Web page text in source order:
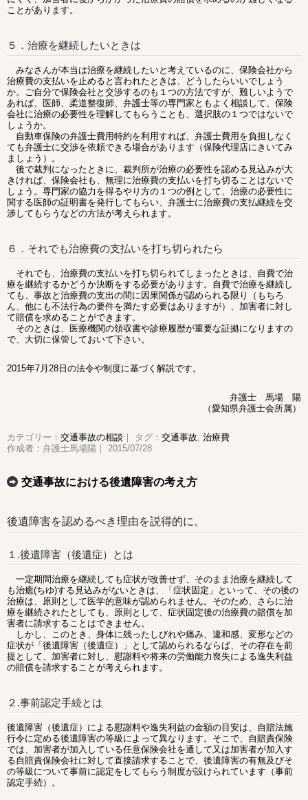
ことがあります。
５．治療を継続したいときは
みなさんが本当は治療を継続したいと考えているのに、保険会社から
治療費の支払いを止めると言われたときは、どうしたらいいでしょう
か。ご自分で保険会社と交渉するのも１つの方法ですが、難しいようで
あれば、医師、柔道整復師、弁護士等の専門家ともよく相談して、保険
会社に治療の必要性を理解してもらうことも、選択肢の１つではないで
しょうか。
自動車保険の弁護士費用特約を利用すれば、弁護士費用を負担しなく
ても弁護士に交渉を依頼できる場合があります（保険代理店にきいてみ
ましょう）。
後で裁判になったときに、裁判所が治療の必要性を認める見込みが大
きければ、保険会社も、無理に治療費の支払いを打ち切ることはないで
しょう。専門家の協力を得るやり方の１つの例として、治療の必要性に
関する医師の証明書を発行してもらい、弁護士に治療費の支払継続を交
渉してもらうなどの方法が考えられます。
６．それでも治療費の支払いを打ち切られたら
それでも、治療費の支払いを打ち切られてしまったときは、自費で治
療を継続するかどうか決断をする必要があります。自費で治療を継続し
ても、事故と治療費の支出の間に因果関係が認められる限り（もちろ
ん、他にも不法行為の要件を満たす必要はありますが）、加害者に対し
て賠償を求めることができます。
そのときは、医療機関の領収書や診療履歴が重要な証拠になりますの
で、大切に保管しておいて下さい。
2015年7月28日の法令や制度に基づく解説です。
弁護士 馬場 陽
（愛知県弁護士会所属）
カテゴリー： 交通事故の相談 ｜ タグ： 交通事故, 治療費
作成者：弁護士馬場陽｜ 2015/07/28
交通事故における後遺障害の考え方
後遺障害を認めるべき理由を説得的に。
１.後遺障害（後遺症）とは
一定期間治療を継続しても症状が改善せず、そのまま治療を継続して
も治癒(ちゆ)する見込みがないときは、「症状固定」といって、その後の
治療は、原則として医学的意味が認められません。そのため、さらに治
療を継続されたとしても、原則として、症状固定後の治療費の賠償を加
害者に請求することはできません。
しかし、このとき、身体に残ったしびれや痛み、違和感、変形などの
症状が「後遺障害（後遺症）」として認められるならば、その存在を前
提として、加害者に対し、慰謝料や将来の労働能力喪失による逸失利益
の賠償を請求することが考えられます。
２.事前認定手続とは
後遺障害（後遺症）による慰謝料や逸失利益の金額の目安は、自賠法施
行令に定める後遺障害の等級によって異なります。そこで、自賠責保険
では、加害者が加入している任意保険会社を通して又は加害者が加入す
る自賠責保険会社に対して直接請求することで、後遺障害の有無及びそ
の等級について事前に認定をしてもらう制度が設けられています（事前
認定手続）。